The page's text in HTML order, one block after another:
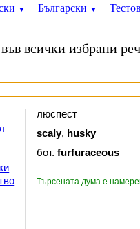
▼ Български ▼
всички избрани
люспест
scaly, husky
бот.furfuraceous
Търсената дума е